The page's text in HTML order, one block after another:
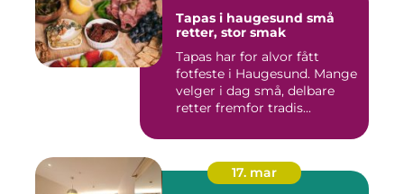
Tapas i haugesund små
retter, stor smak
Tapas har for alvor fått
fotfeste i Haugesund. Mange
velger i dag små, delbare
retter fremfor tradis...
17. mar